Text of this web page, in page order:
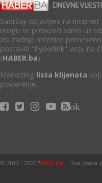
Sadržaji objavljeni na internet
mogu se prenositi samo uz
Iza zadnje rečenice
postaviti "hyperlink" vezu na
(HABER.ba).
Marketing lista klijenata
povjerenje.
ok
© 2012 - 2020 "NMS.ba" - Sva prava